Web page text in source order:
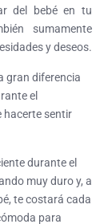
del bebé en tu
sumamente
y deseos.
gran diferencia
el
hacerte sentir
durante el
muy duro y, a
te costará cada
para